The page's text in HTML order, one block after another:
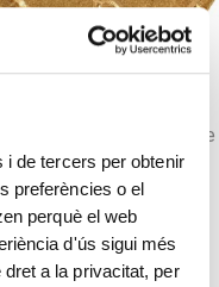
i de tercers per obtenir
preferències o el
perquè el web
d'ús sigui més
a la privacitat, per
anomenat Crisi del
adquiriren el costum de
Les monedes es
i, les seves
la conciliació entre
la […]